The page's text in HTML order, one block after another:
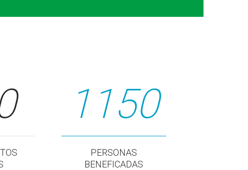
1150
PERSONAS
BENEFICADAS